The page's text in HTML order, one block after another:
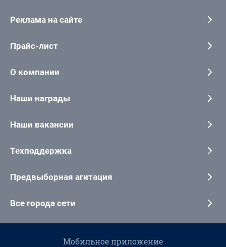
Реклама на сайте
Прайс-лист
О компании
Наши награды
Наши вакансии
Техподдержка
Предвыборная агитация
Все города сети
Мобильное приложение